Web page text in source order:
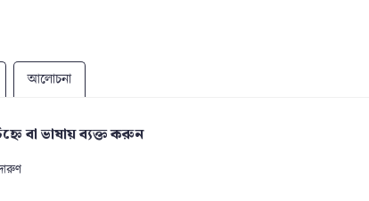
আলোচনা
বা ভাষায় ব্যক্ত করুন